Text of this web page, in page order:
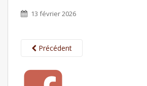
13 février 2026
Précédent